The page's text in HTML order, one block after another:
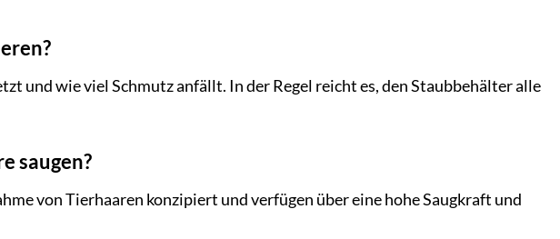
und wie viel Schmutz anfällt. In der Regel reicht es, den Staubbehälter alle
saugen?
von Tierhaaren konzipiert und verfügen über eine hohe Saugkraft und